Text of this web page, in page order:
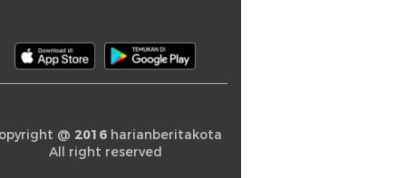
@ 2016harianberitakota
All right reserved